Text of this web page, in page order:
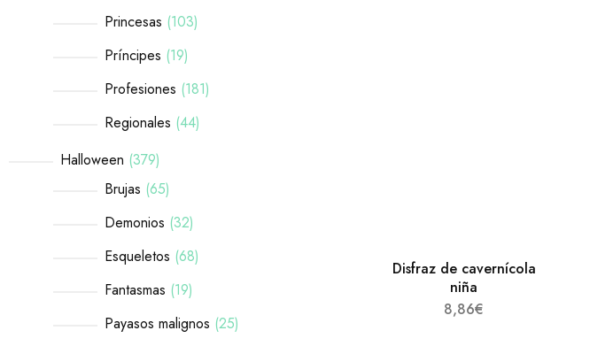
Disfraz de cavernícola
niña
8,86€
Princesas 103
Príncipes 19
Profesiones 181
Regionales 44
Halloween 379
Brujas 65
Demonios 32
Esqueletos 68
Fantasmas 19
Payasos malignos 25